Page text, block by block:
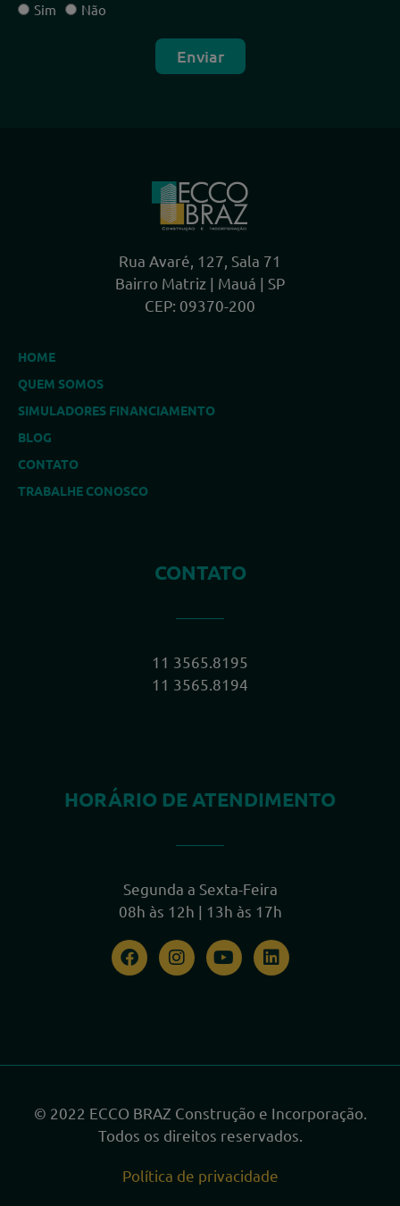
Sim Não
Enviar
Rua Avaré, 127, Sala 71
Bairro Matriz | Mauá | SP
CEP: 09370-200
HOME
QUEM SOMOS
SIMULADORES FINANCIAMENTO
BLOG
CONTATO
TRABALHE CONOSCO
CONTATO
11 3565.8195
11 3565.8194
HORÁRIO DE ATENDIMENTO
Segunda a Sexta-Feira
08h às 12h | 13h às 17h
© 2022 ECCO BRAZ Construção e Incorporação.
Todos os direitos reservados.
Política de privacidade